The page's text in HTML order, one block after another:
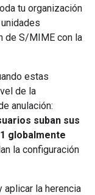
tu organización
de S/MIME con la
estas
de la
anulación:
suban sus
globalmente
la configuración
aplicar la herencia